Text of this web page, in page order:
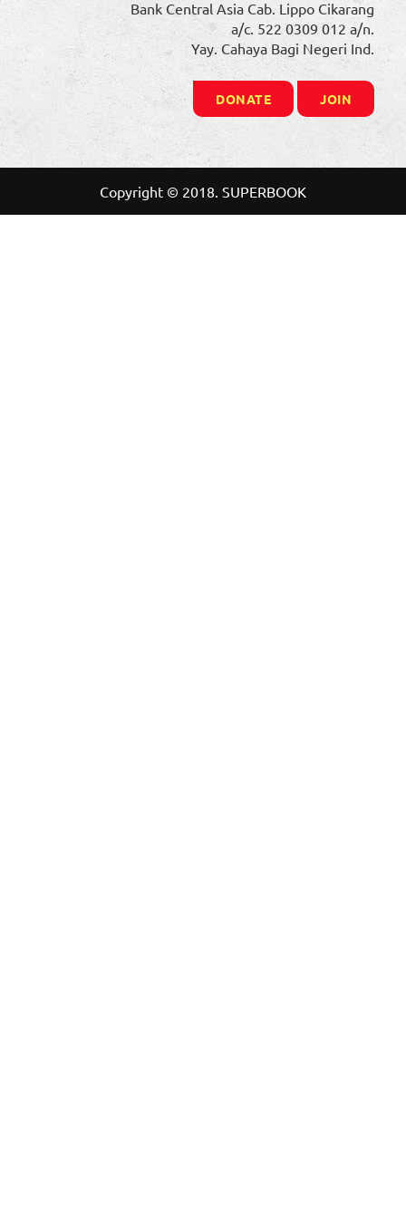
Bank Central Asia Cab. Lippo Cikarang
a/c. 522 0309 012 a/n.
Yay. Cahaya Bagi Negeri Ind.
DONATE JOIN
Copyright © 2018. SUPERBOOK